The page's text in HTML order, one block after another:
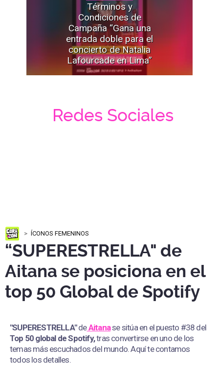
Términos y
Condiciones de
Campaña “Gana una
entrada doble para el
concierto de Natalia
Lafourcade en Lima”
Redes Sociales
ÍCONOS FEMENINOS
“SUPERESTRELLA" de
Aitana se posiciona en el
top 50 Global de Spotify
"SUPERESTRELLA"deAitanase sitúa en el puesto #38 del
Top 50 global de Spotify,tras convertirse en uno de los
temas más escuchados del mundo. Aquí te contamos
todos los detalles.